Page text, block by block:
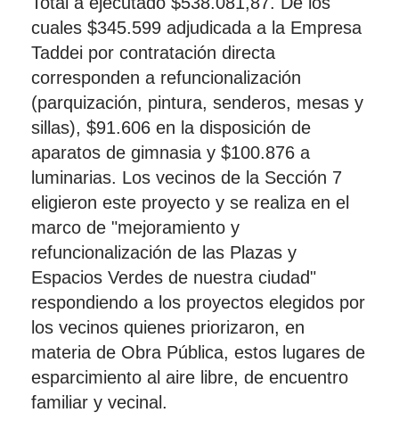
cuales $345.599 adjudicada a la Empresa
Taddei por contratación directa
corresponden a refuncionalización
(parquización, pintura, senderos, mesas y
sillas), $91.606 en la disposición de
aparatos de gimnasia y $100.876 a
luminarias. Los vecinos de la Sección 7
eligieron este proyecto y se realiza en el
marco de "mejoramiento y
refuncionalización de las Plazas y
Espacios Verdes de nuestra ciudad"
respondiendo a los proyectos elegidos por
los vecinos quienes priorizaron, en
materia de Obra Pública, estos lugares de
esparcimiento al aire libre, de encuentro
familiar y vecinal.